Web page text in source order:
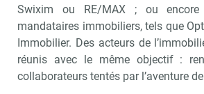
Swixim ou RE/MAX ; ou
mandataires immobiliers, tels que
Immobilier. Des acteurs de
réunis avec le même objectif :
collaborateurs tentés par l’aventure